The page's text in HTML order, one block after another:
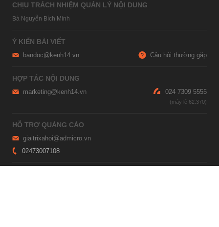
CHỊU TRÁCH NHIỆM QUẢN LÝ NỘI DUNG
Bà Nguyễn Bích Minh
Ý KIẾN BÀI VIẾT
bandoc@kenh14.vn Câu hỏi thường gặp
HỢP TÁC NỘI DUNG
marketing@kenh14.vn 024 7309 5555
HỖ TRỢ QUẢNG CÁO
giaitrixahoi@admicro.vn
02473007108